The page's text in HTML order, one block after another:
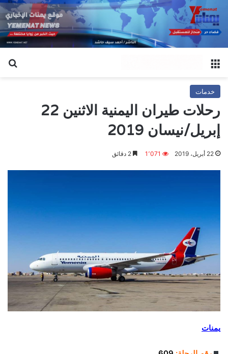
خدمات
رحلات طيران اليمنية الاثنين 22
إبريل/نيسان 2019
22 أبريل، 2019 1٬071
يمنات